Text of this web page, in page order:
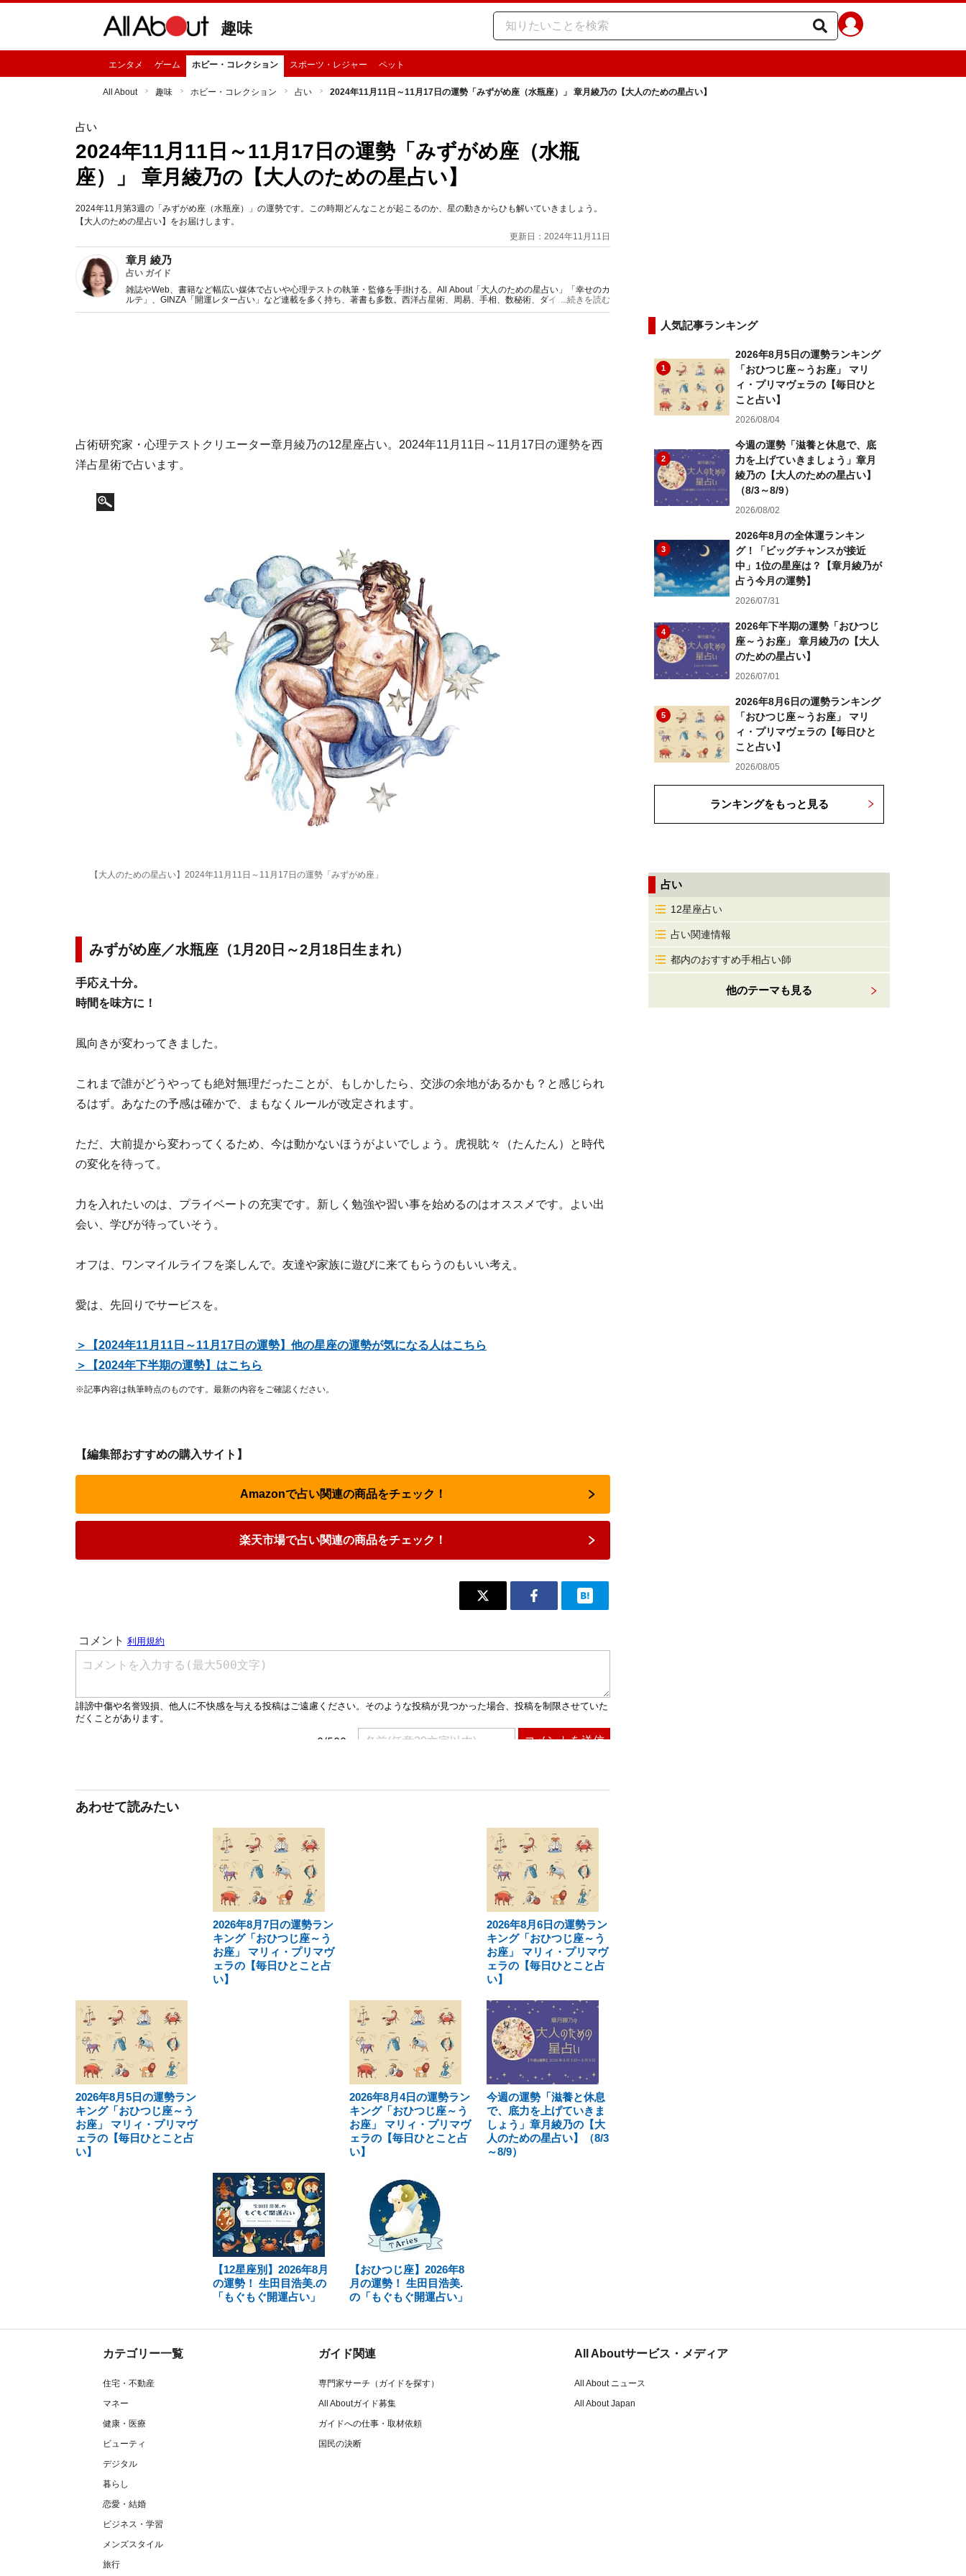
趣味
エンタメ ゲーム ホビー・コレクション スポーツ・レジャー ペット
All About 趣味 ホビー・コレクション 占い 2024年11月11日～11月17日の運勢「みずがめ座（水瓶座）」 章月綾乃の【大人のための星占い】
占い
2024年11月11日～11月17日の運勢「みずがめ座（水瓶
座）」 章月綾乃の【大人のための星占い】
2024年11月第3週の「みずがめ座（水瓶座）」の運勢です。この時期どんなことが起こるのか、星の動きからひも解いていきましょう。
【大人のための星占い】をお届けします。
更新日：2024年11月11日
章月 綾乃
占い ガイド
雑誌やWeb、書籍など幅広い媒体で占いや心理テストの執筆・監修を手掛ける。All About「大人のための星占い」「幸せのカ
ルテ」、GINZA「開運レター占い」など連載を多く持ち、著書も多数。西洋占星術、周易、手相、数秘術、ダイスやカード占
い、しぐさや言葉グセの研究など守備範囲は広め。
...続きを読む
占術研究家・心理テストクリエーター章月綾乃の12星座占い。2024年11月11日～11月17日の運勢を西
洋占星術で占います。
【大人のための星占い】2024年11月11日～11月17日の運勢「みずがめ座」
みずがめ座／水瓶座（1月20日～2月18日生まれ）
手応え十分。
時間を味方に！
風向きが変わってきました。
これまで誰がどうやっても絶対無理だったことが、もしかしたら、交渉の余地があるかも？と感じられ
るはず。あなたの予感は確かで、まもなくルールが改定されます。
ただ、大前提から変わってくるため、今は動かないほうがよいでしょう。虎視眈々（たんたん）と時代
の変化を待って。
力を入れたいのは、プライベートの充実です。新しく勉強や習い事を始めるのはオススメです。よい出
会い、学びが待っていそう。
オフは、ワンマイルライフを楽しんで。友達や家族に遊びに来てもらうのもいい考え。
愛は、先回りでサービスを。
＞【2024年11月11日～11月17日の運勢】他の星座の運勢が気になる人はこちら
​​​​​＞【2024年下半期の運勢】はこちら
※記事内容は執筆時点のものです。最新の内容をご確認ください。
【編集部おすすめの購入サイト】
Amazonで占い関連の商品をチェック！
楽天市場で占い関連の商品をチェック！
あわせて読みたい
2026年8月7日の運勢ラン
キング「おひつじ座～う
お座」 マリィ・プリマヴ
ェラの【毎日ひとこと占
い】
2026年8月6日の運勢ラン
キング「おひつじ座～う
お座」 マリィ・プリマヴ
ェラの【毎日ひとこと占
い】
2026年8月5日の運勢ラン
キング「おひつじ座～う
お座」 マリィ・プリマヴ
ェラの【毎日ひとこと占
い】
2026年8月4日の運勢ラン
キング「おひつじ座～う
お座」 マリィ・プリマヴ
ェラの【毎日ひとこと占
い】
今週の運勢「滋養と休息
で、底力を上げていきま
しょう」章月綾乃の【大
人のための星占い】（8/3
～8/9）
【12星座別】2026年8月
の運勢！ 生田目浩美.の
「もぐもぐ開運占い」
【おひつじ座】2026年8
月の運勢！ 生田目浩美.
の「もぐもぐ開運占い」
人気記事ランキング
1
2026年8月5日の運勢ランキング
「おひつじ座～うお座」 マリ
ィ・プリマヴェラの【毎日ひと
こと占い】
2026/08/04
2
今週の運勢「滋養と休息で、底
力を上げていきましょう」章月
綾乃の【大人のための星占い】
（8/3～8/9）
2026/08/02
3
2026年8月の全体運ランキン
グ！「ビッグチャンスが接近
中」1位の星座は？【章月綾乃が
占う今月の運勢】
2026/07/31
4
2026年下半期の運勢「おひつじ
座～うお座」 章月綾乃の【大人
のための星占い】
2026/07/01
5
2026年8月6日の運勢ランキング
「おひつじ座～うお座」 マリ
ィ・プリマヴェラの【毎日ひと
こと占い】
2026/08/05
ランキングをもっと見る
占い
12星座占い
占い関連情報
都内のおすすめ手相占い師
他のテーマも見る
カテゴリー一覧
住宅・不動産
マネー
健康・医療
ビューティ
デジタル
暮らし
恋愛・結婚
ビジネス・学習
メンズスタイル
旅行
ガイド関連
専門家サーチ（ガイドを探す）
All Aboutガイド募集
ガイドへの仕事・取材依頼
国民の決断
All Aboutサービス・メディア
All About ニュース
All About Japan